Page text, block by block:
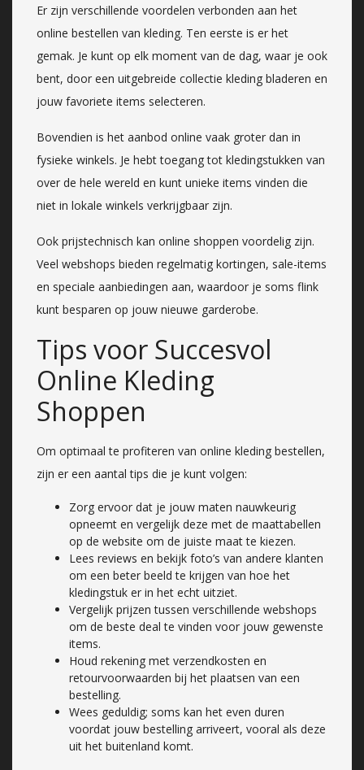
Er zijn verschillende voordelen verbonden aan het
online bestellen van kleding. Ten eerste is er het
gemak. Je kunt op elk moment van de dag, waar je ook
bent, door een uitgebreide collectie kleding bladeren en
jouw favoriete items selecteren.
Bovendien is het aanbod online vaak groter dan in
fysieke winkels. Je hebt toegang tot kledingstukken van
over de hele wereld en kunt unieke items vinden die
niet in lokale winkels verkrijgbaar zijn.
Ook prijstechnisch kan online shoppen voordelig zijn.
Veel webshops bieden regelmatig kortingen, sale-items
en speciale aanbiedingen aan, waardoor je soms flink
kunt besparen op jouw nieuwe garderobe.
Tips voor Succesvol
Online Kleding
Shoppen
Om optimaal te profiteren van online kleding bestellen,
zijn er een aantal tips die je kunt volgen:
Zorg ervoor dat je jouw maten nauwkeurig
opneemt en vergelijk deze met de maattabellen
op de website om de juiste maat te kiezen.
Lees reviews en bekijk foto’s van andere klanten
om een beter beeld te krijgen van hoe het
kledingstuk er in het echt uitziet.
Vergelijk prijzen tussen verschillende webshops
om de beste deal te vinden voor jouw gewenste
items.
Houd rekening met verzendkosten en
retourvoorwaarden bij het plaatsen van een
bestelling.
Wees geduldig; soms kan het even duren
voordat jouw bestelling arriveert, vooral als deze
uit het buitenland komt.